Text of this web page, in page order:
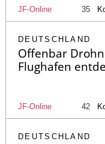
JF-Online 35
DEUTSCHLAND
Offenbar
Flughafen
JF-Online 42
DEUTSCHLAND